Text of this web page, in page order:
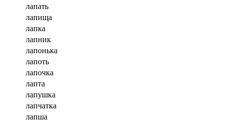
лапать
лапища
лапка
лапник
лапонька
лапоть
лапочка
лапта
лапушка
лапчатка
лапша